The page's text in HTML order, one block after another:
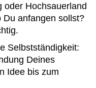
oder Hochsauerland
anfangen sollst?
Selbstständigkeit:
Deines
Idee bis zum